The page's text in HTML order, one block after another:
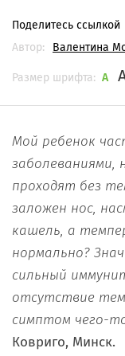
Поделитесь ссылкой
Автор:
Валентина
Размер шрифта: A
Мой ребенок
заболеваниями,
проходят без
заложен нос,
кашель, а
нормально?
сильный
отсутствие
симптом чего-
Ковриго, Минск.